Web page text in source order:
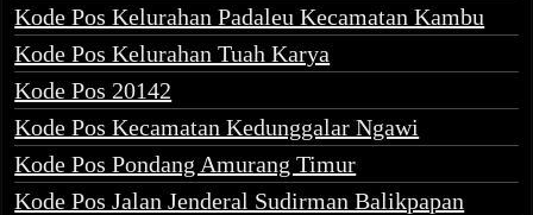
Kode Pos Kelurahan Padaleu Kecamatan Kambu
Kode Pos Kelurahan Tuah Karya
Kode Pos 20142
Kode Pos Kecamatan Kedunggalar Ngawi
Kode Pos Pondang Amurang Timur
Kode Pos Jalan Jenderal Sudirman Balikpapan